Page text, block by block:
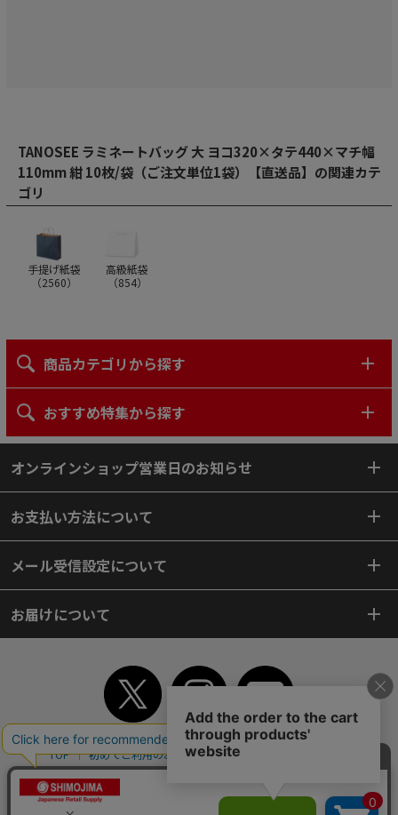
TANOSEE ラミネートバッグ 大 ヨコ320×タテ440×マチ幅
110mm 紺 10枚/袋（ご注文単位1袋）【直送品】の関連カテ
ゴリ
手提げ紙袋
（2560）
高級紙袋
（854）
商品カテゴリから探す
おすすめ特集から探す
オンラインショップ営業日のお知らせ
お支払い方法について
メール受信設定について
お届けについて
TOP 初めてご利用のお客様へ ご利用案内
個人情報保護方針
よくあるご質問
サイトマップ
WEBカタログ